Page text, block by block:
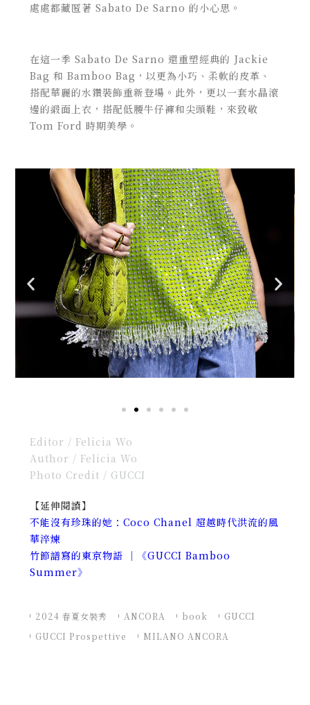
處處都藏匿著 Sabato De Sarno 的小心思。
在這一季 Sabato De Sarno 還重塑經典的 Jackie
Bag 和 Bamboo Bag ，以更為小巧、柔軟的皮革、
搭配華麗的水鑽裝飾重新登場。此外，更以一套水晶滾
邊的緞面上衣，搭配低腰牛仔褲和尖頭鞋，來致敬
Tom Ford 時期美學。
Editor / Felicia Wo
Author / Felicia Wo
Photo Credit / GUCCI
【延伸閱讀】
不能沒有珍珠的她：Coco Chanel 超越時代洪流的風
華淬煉
竹節譜寫的東京物語 ｜《GUCCI Bamboo
Summer》
2024 春夏女裝秀 ANCORA book
GUCCI
GUCCI Prospettive
MILANO ANCORA